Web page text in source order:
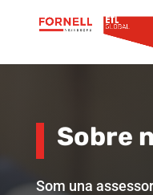
Sobre
Som una